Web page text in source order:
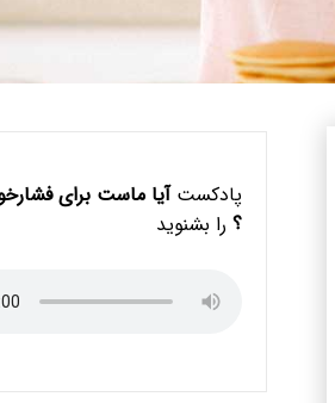
پادکستآیا ماست برای
؟ را بشنوید